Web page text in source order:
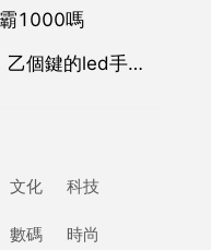
1000嗎
led手錶怎麼調時間，乙個鍵的led手錶怎麼調時間
文化 科技
數碼 時尚